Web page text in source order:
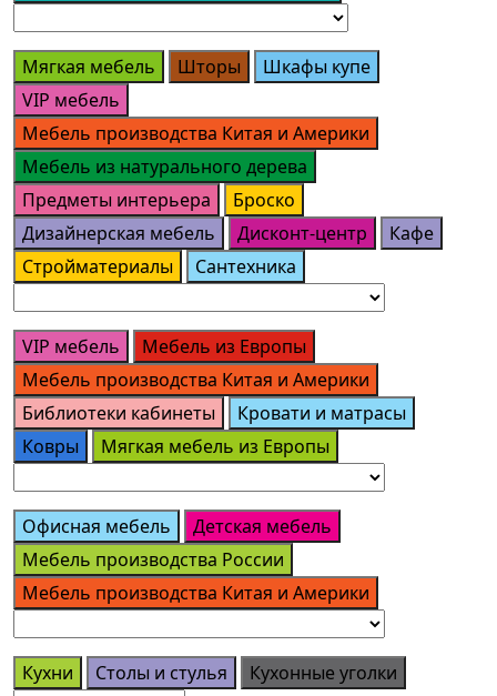
Мягкая мебель Шторы
Шкафы купе
VIP мебель
Мебель производства Китая и Америки
Мебель из натурального дерева
Предметы интерьера
Броско
Дизайнерская мебель
Дисконт-центр
Кафе
Стройматериалы
Сантехника
VIP мебель
Мебель из Европы
Мебель производства Китая и Америки
Библиотеки кабинеты
Кровати и матрасы
Ковры
Мягкая мебель из Европы
Офисная мебель
Детская мебель
Мебель производства России
Мебель производства Китая и Америки
Кухни Столы и стулья Кухонные уголки